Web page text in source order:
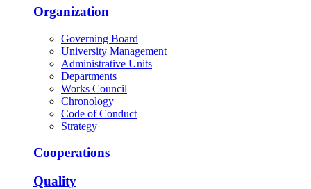
Organization
Governing Board
University Management
Administrative Units
Departments
Works Council
Chronology
Code of Conduct
Strategy
Cooperations
Quality